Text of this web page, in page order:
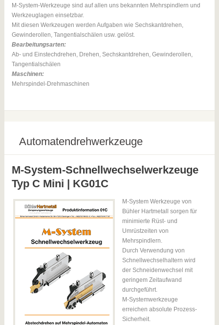
M-System-Werkzeuge sind auf allen uns bekannten Mehrspindlern und
Werkzeuglagen einsetzbar.
Mit diesen Werkzeugen werden Aufgaben wie Sechskantdrehen,
Gewinderollen, Tangentialschälen usw. gelöst.
Bearbeitungsarten:
Ab- und Einstechdrehen, Drehen, Sechskantdrehen, Gewinderollen,
Tangentialschälen
Maschinen:
Mehrspindel-Drehmaschinen
Automatendrehwerkzeuge
M-System-Schnellwechselwerkzeuge
Typ C Mini | KG01C
M-System Werkzeuge von
Bühler Hartmetall sorgen für
minimierte Rüst- und
Umrüstzeiten von
Mehrspindlern.
Durch Verwendung von
Schnellwechselhaltern wird
der Schneidenwechsel mit
geringem Zeitaufwand
durchgeführt.
M-Systemwerkzeuge
erreichen absolute Prozess-
Sicherheit.